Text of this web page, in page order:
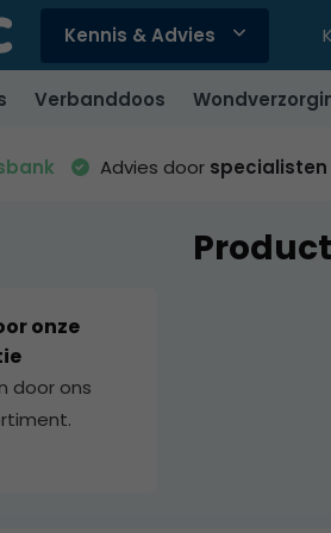
Kennis & Advies
Verbanddoos
Advies door specialisten
onze
door ons